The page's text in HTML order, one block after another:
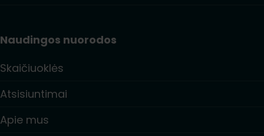
Naudingos nuorodos
Skaičiuoklės
Atsisiuntimai
Apie mus